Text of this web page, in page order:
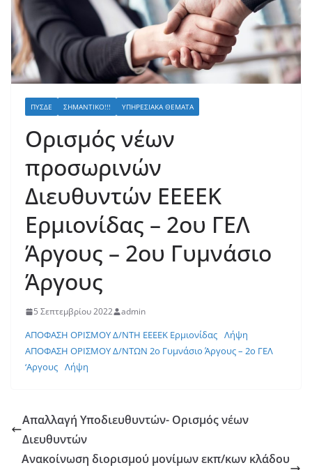
ΠΥΣΔΕ ΣΗΜΑΝΤΙΚΌ!!! ΥΠΗΡΕΣΙΑΚΆ ΘΈΜΑΤΑ
Ορισμός νέων
προσωρινών
Διευθυντών EEEEK
Ερμιονίδας – 2ου ΓΕΛ
Άργους – 2ου Γυμνάσιο
Άργους
5 Σεπτεμβρίου 2022 admin
ΑΠΟΦΑΣΗ ΟΡΙΣΜΟΥ Δ/ΝΤΗ ΕΕΕΕΚ Ερμιονίδας Λήψη
ΑΠΟΦΑΣΗ ΟΡΙΣΜΟΥ Δ/ΝΤΩΝ 2ο Γυμνάσιο Άργους – 2ο ΓΕΛ
‘Αργους Λήψη
Απαλλαγή Υποδιευθυντών- Ορισμός νέων
Διευθυντών
Ανακοίνωση διορισμού μονίμων εκπ/κων κλάδου